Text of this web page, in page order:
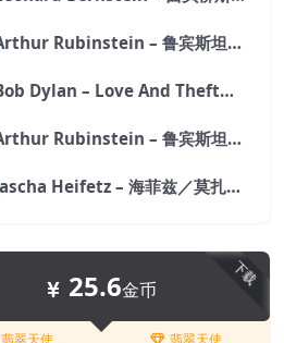
Arthur Rubinstein – 鲁宾斯坦／勃拉姆斯：第一钢琴协奏曲【176.4kHz／24bit】
Bob Dylan – Love And Theft【96kHz／24bit】
Arthur Rubinstein – 鲁宾斯坦／贝多芬：月光,悲怆,热情,告别钢琴奏鸣曲【176.4kHz／24bit】
Jascha Heifetz – 海菲兹／莫扎特：第四小提琴协奏曲，第五小提琴协奏曲《土耳其》／维瓦尔第：小提琴与大提琴协奏曲，RV 547【192kHz／24bit】
下载
25.6金币
翡翠天使 翡翠天使